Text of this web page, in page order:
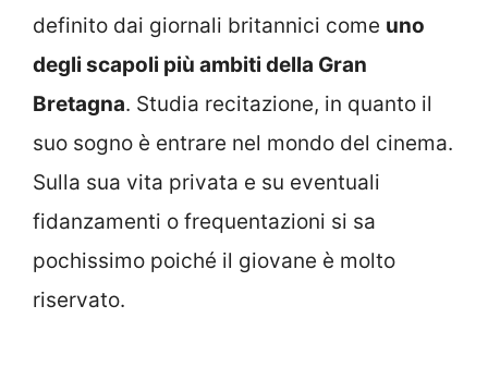
definito dai giornali britannici come uno
degli scapoli più ambiti della Gran
Bretagna. Studia recitazione, in quanto il
suo sogno è entrare nel mondo del cinema.
Sulla sua vita privata e su eventuali
fidanzamenti o frequentazioni si sa
pochissimo poiché il giovane è molto
riservato.